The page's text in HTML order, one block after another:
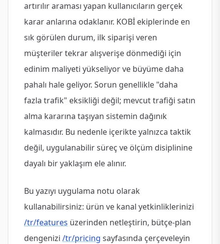
artırılır araması yapan kullanıcıların gerçek
karar anlarına odaklanır. KOBİ ekiplerinde en
sık görülen durum, ilk siparişi veren
müşteriler tekrar alışverişe dönmediği için
edinim maliyeti yükseliyor ve büyüme daha
pahalı hale geliyor. Sorun genellikle "daha
fazla trafik" eksikliği değil; mevcut trafiği satın
alma kararına taşıyan sistemin dağınık
kalmasıdır. Bu nedenle içerikte yalnızca taktik
değil, uygulanabilir süreç ve ölçüm disiplinine
dayalı bir yaklaşım ele alınır.
Bu yazıyı uygulama notu olarak
kullanabilirsiniz: ürün ve kanal yetkinliklerinizi
/tr/features üzerinden netleştirin, bütçe-plan
dengenizi /tr/pricing sayfasında çerçeveleyin